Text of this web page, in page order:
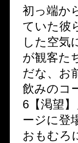
初っ端か
ていた彼
した空気
が観客た
だな、お
飲みのコ
6 【渇望
ージに登
おもむろ